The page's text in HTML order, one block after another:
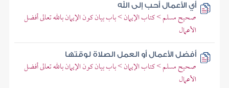
أي الأعمال أحب إلى الله
صحيح مسلم > كتاب الإيمان > باب بيان كون الإيمان بالله تعالى أفضل
الأعمال
أفضل الأعمال أو العمل الصلاة لوقتها
صحيح مسلم > كتاب الإيمان > باب بيان كون الإيمان بالله تعالى أفضل
الأعمال